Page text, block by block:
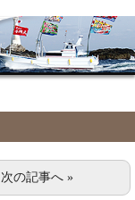
次の記事へ »